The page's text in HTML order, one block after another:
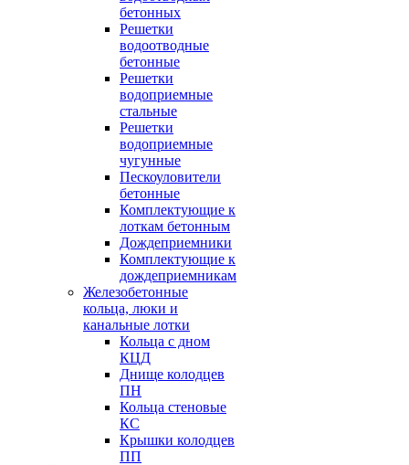
бетонных
Решетки
водоотводные
бетонные
Решетки
водоприемные
стальные
Решетки
водоприемные
чугунные
Пескоуловители
бетонные
Комплектующие к
лоткам бетонным
Дождеприемники
Комплектующие к
дождеприемникам
Железобетонные
кольца, люки и
канальные лотки
Кольца с дном
КЦД
Днище колодцев
ПН
Кольца стеновые
КС
Крышки колодцев
ПП